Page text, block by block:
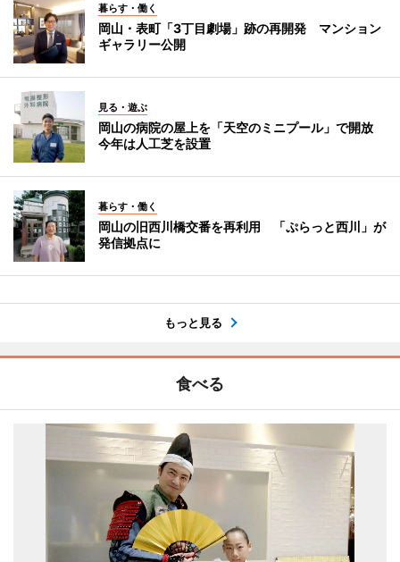
暮らす・働く
岡山・表町「3丁目劇場」跡の再開発 マンション
ギャラリー公開
見る・遊ぶ
岡山の病院の屋上を「天空のミニプール」で開放
今年は人工芝を設置
暮らす・働く
岡山の旧西川橋交番を再利用 「ぷらっと西川」が
発信拠点に
もっと見る
食べる